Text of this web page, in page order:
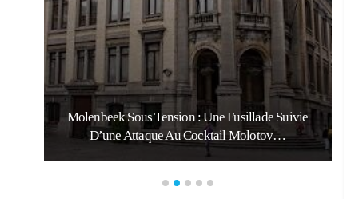
Molenbeek Sous Tension : Une Fusillade Suivie
D’une Attaque Au Cocktail Molotov…